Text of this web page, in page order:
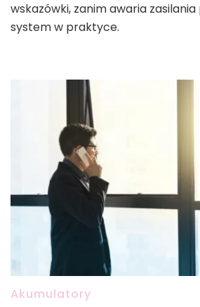
wskazówki, zanim awaria
system w praktyce.
Akumulatory